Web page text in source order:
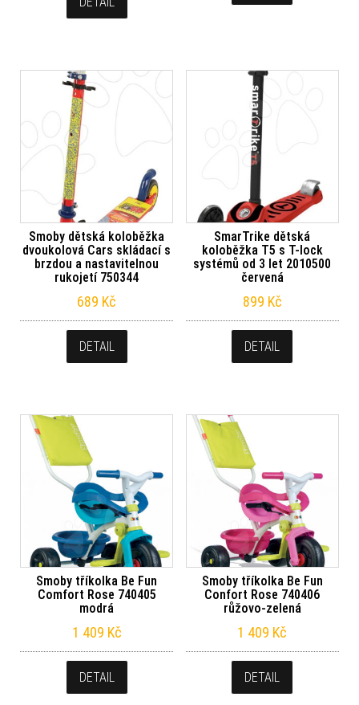
Smoby dětská koloběžka
dvoukolová Cars skládací s
brzdou a nastavitelnou
rukojetí 750344
689 Kč
DETAIL
SmarTrike dětská
koloběžka T5 s T-lock
systémů od 3 let 2010500
červená
899 Kč
DETAIL
Smoby tříkolka Be Fun
Comfort Rose 740405
modrá
1 409 Kč
DETAIL
Smoby tříkolka Be Fun
Confort Rose 740406
růžovo-zelená
1 409 Kč
DETAIL